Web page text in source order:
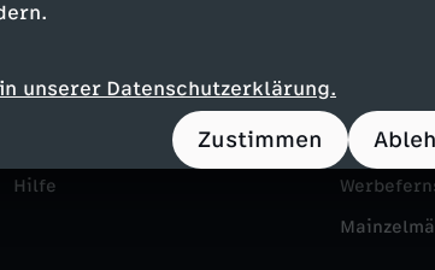
unserer Datenschutzerklärung.
Zustimmen
ZDFmitreden
Tickets
Zuschauerservice
Hilfe
ZDF goes